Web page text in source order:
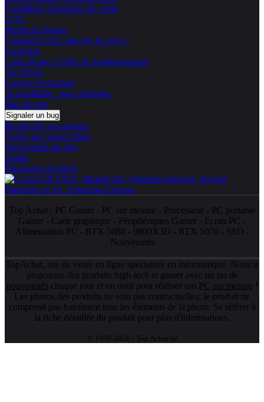
Conditions Générales de vente
CGU
Mentions légales
Comment sont collectés les avis ?
Livraison
Code promo / Offre de remboursement
Vie Privée
Cookies et trackers
Accessibilité : non conforme
Plan du site
Signaler un bug
Recherche par marque
Toutes nos ventes flash
Nouveautés du jour
Soldes
Paiements sécurisés
Top Achat : PC Gamer- PC sur mesure - Processeur- PC portable
Gamer - Carte graphique - Périphériques Gamer - Ecran PC -
Alimentation PC - RTX 5080 - 9800X3D - RTX 5070 - SSD -
Nouveautés
TopAchat, site de vente en ligne spécialiste en informatique. Nous te
proposons des produits high-tech et gamer avec un tas de
nouveautés chaque jour et un outil pour réaliser ton PC sur mesure !
Les photos des produits ne sont pas contractuelles; le produit ne
comprend pas forcément tous les éléments de la photo. Se référer à
la fiche détaillée du produit pour plus d'informations.
© 1999-2026 / Top Achat @